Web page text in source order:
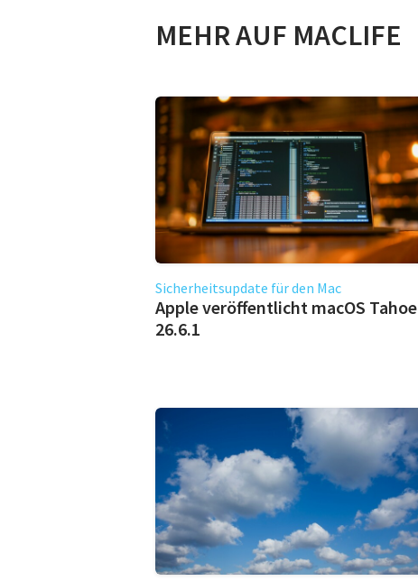
MEHR AUF MACLIFE
Sicherheitsupdate für den Mac
Apple veröffentlicht macOS Tahoe
26.6.1